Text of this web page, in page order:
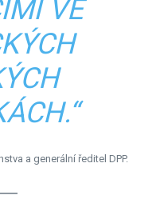
VE
a generální ředitel DPP.